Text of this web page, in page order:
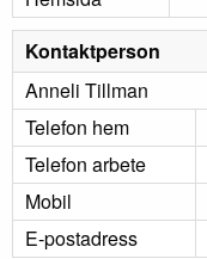
Kontaktperson
Anneli Tillman
Telefon hem
Telefon arbete
Mobil
E-postadress